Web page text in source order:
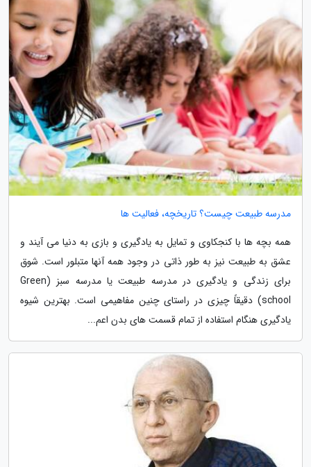
مدرسه طبیعت چیست؟ تاریخچه، فعالیت ها
همه بچه ها با کنجکاوی و تمایل به یادگیری و بازی به دنیا می آیند و
عشق به طبیعت نیز به طور ذاتی در وجود همه آنها متبلور است. شوق
برای زندگی و یادگیری در مدرسه طبیعت یا مدرسه سبز (Green
school) دقیقاً چیزی در راستای چنین مفاهیمی است. بهترین شیوه
یادگیری هنگام استفاده از تمام قسمت های بدن اعم...